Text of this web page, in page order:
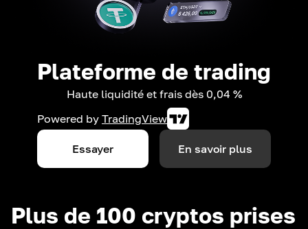
Plateforme de trading
Haute liquidité et frais dès 0,04 %
Powered by TradingView
Essayer En savoir plus
Plus de 100 cryptos prises